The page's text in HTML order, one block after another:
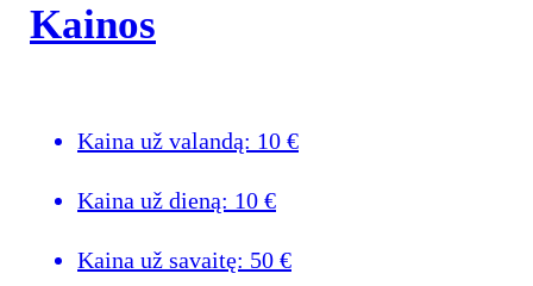
Kainos
Kaina už valandą: 10 €
Kaina už dieną: 10 €
Kaina už savaitę: 50 €